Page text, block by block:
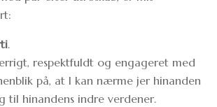
.
respektfuldt og engageret med
på, at I kan nærme jer hinanden
til hinandens indre verdener.